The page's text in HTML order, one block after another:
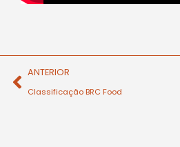
ANTERIOR
Classificação BRC Food